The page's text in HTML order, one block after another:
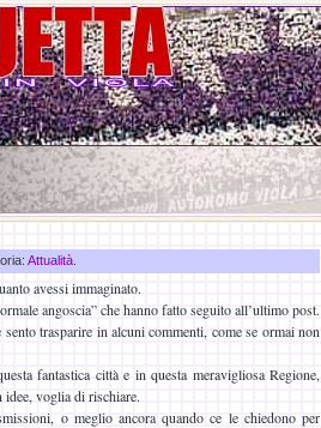
Attualità
avessi immaginato.
angoscia” che hanno fatto seguito all’ultimo post.
trasparire in alcuni commenti, come se ormai non
fantastica città e in questa meravigliosa Regione,
idee, voglia di rischiare.
o meglio ancora quando ce le chiedono per